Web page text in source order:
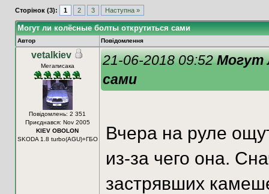
Сторінок (3): 1 2 3 Наступна »
Могут ли колёсные болты открутиться сами
Автор Повідомлення
vetalkiev
Мегаписака
Повідомлень: 2 351
Приєднався: Nov 2005
KIEV OBOLON
SKODA 1.8 turbo(AGU)+ГБО
21-06-2018 09:52Могут
сами
Вчера на руле
из-за чего она.
застрявших